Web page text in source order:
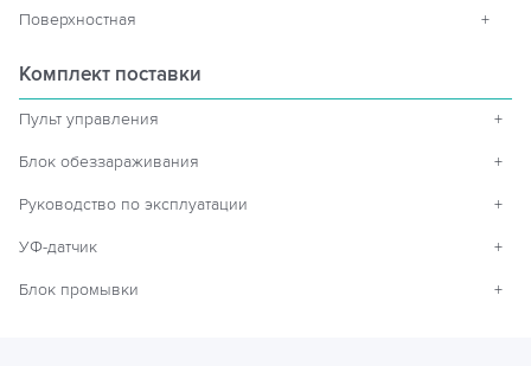
Поверхностная +
Комплект поставки
Пульт управления +
Блок обеззараживания +
Руководство по эксплуатации +
УФ-датчик +
Блок промывки +